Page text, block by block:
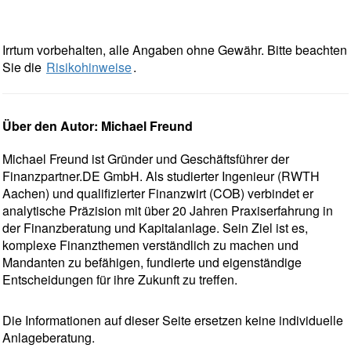
Irrtum vorbehalten, alle Angaben ohne Gewähr. Bitte beachten
Sie die Risikohinweise.
Über den Autor: Michael Freund
Michael Freund ist Gründer und Geschäftsführer der
Finanzpartner.DE GmbH. Als studierter Ingenieur (RWTH
Aachen) und qualifizierter Finanzwirt (COB) verbindet er
analytische Präzision mit über 20 Jahren Praxiserfahrung in
der Finanzberatung und Kapitalanlage. Sein Ziel ist es,
komplexe Finanzthemen verständlich zu machen und
Mandanten zu befähigen, fundierte und eigenständige
Entscheidungen für ihre Zukunft zu treffen.
Die Informationen auf dieser Seite ersetzen keine individuelle
Anlageberatung.